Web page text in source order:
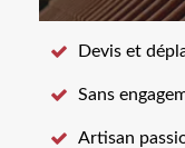
Devis et
Sans
Artisan